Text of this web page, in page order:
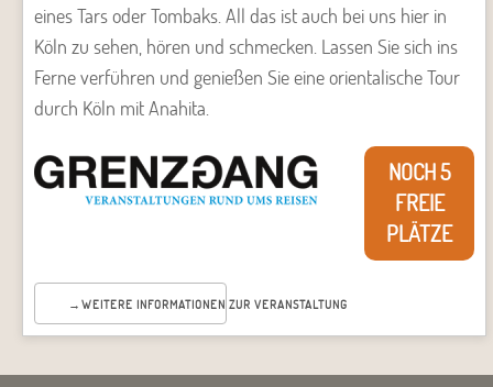
eines Tars oder Tombaks. All das ist auch bei uns hier in
Köln zu sehen, hören und schmecken. Lassen Sie sich ins
Ferne verführen und genießen Sie eine orientalische Tour
durch Köln mit Anahita.
NOCH 5
FREIE
PLÄTZE
WEITERE INFORMATIONEN